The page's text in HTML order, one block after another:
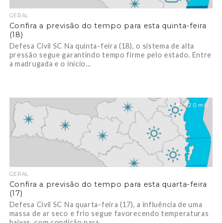
GERAL
Confira a previsão do tempo para esta quinta-feira
(18)
Defesa Civil SC Na quinta-feira (18), o sistema de alta
pressão segue garantindo tempo firme pelo estado. Entre
a madrugada e o início...
12.0 mil
GERAL
Confira a previsão do tempo para esta quarta-feira
(17)
Defesa Civil SC Na quarta-feira (17), a influência de uma
massa de ar seco e frio segue favorecendo temperaturas